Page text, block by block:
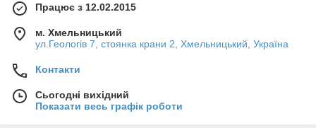
Працює з 12.02.2015
м. Хмельницький
ул.Геологів 7, стоянка крани 2, Хмельницький, Україна
Контакти
Сьогодні вихідний
Показати весь графік роботи